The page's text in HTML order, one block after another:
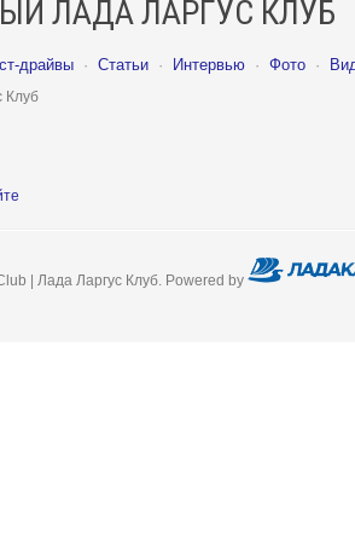
ЛАДА ЛАРГУС КЛУБ
драйвы · Статьи · Интервью · Фото ·
Клуб
| Лада Ларгус Клуб. Powered by